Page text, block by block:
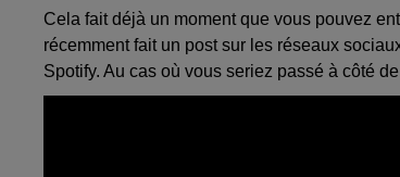
Cela fait déjà un moment que vous pouvez
récemment fait un post sur les réseaux
Spotify. Au cas où vous seriez passé à côté